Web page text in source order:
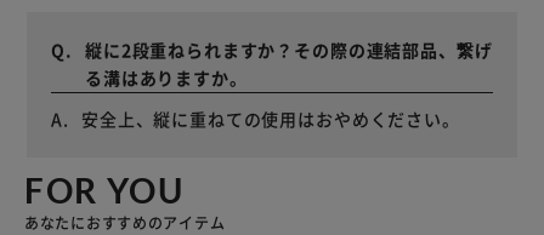
縦に2段重ねられますか？その際の連結部品、繋げ
る溝はありますか。
安全上、縦に重ねての使用はおやめください。
FOR YOU
あなたにおすすめのアイテム